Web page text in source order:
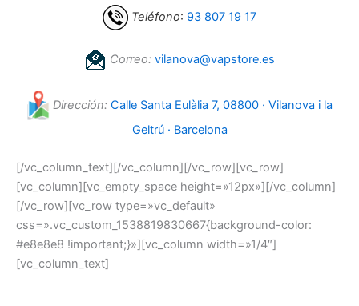
Teléfono: 93 807 19 17
Correo: vilanova@vapstore.es
Dirección: Calle Santa Eulàlia 7, 08800 · Vilanova i la
Geltrú · Barcelona
[/vc_column_text][/vc_column][/vc_row][vc_row]
[vc_column][vc_empty_space height=»12px»][/vc_column]
[/vc_row][vc_row type=»vc_default»
css=».vc_custom_1538819830667{background-color:
#e8e8e8 !important;}»][vc_column width=»1/4″]
[vc_column_text]